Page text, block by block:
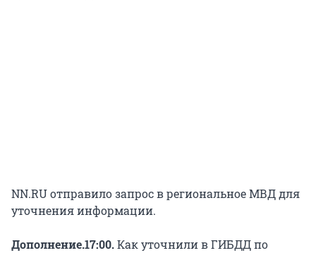
NN.RU отправило запрос в региональное МВД для
уточнения информации.
Дополнение.17:00.Как уточнили в ГИБДД по